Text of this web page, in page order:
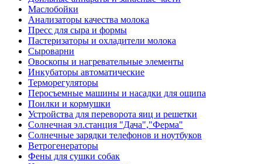
Маслобойки
Анализаторы качества молока
Пресс для сыра и формы
Пастеризаторы и охладители молока
Сыроварни
Овоскопы и нагревательные элементы
Инкубаторы автоматические
Терморегуляторы
Перосъемные машины и насадки для ощипа
Поилки и кормушки
Устройства для переворота яиц и решетки
Солнечная эл.станция "Дача","Ферма"
Солнечные зарядки телефонов и ноутбуков
Ветрогенераторы
Фены для сушки собак